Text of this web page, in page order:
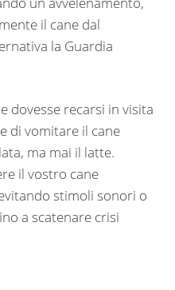
il cane dal
la Guardia
dovesse recarsi in visita
di vomitare il cane
ma mai il latte.
il vostro cane
stimoli sonori o
a scatenare crisi